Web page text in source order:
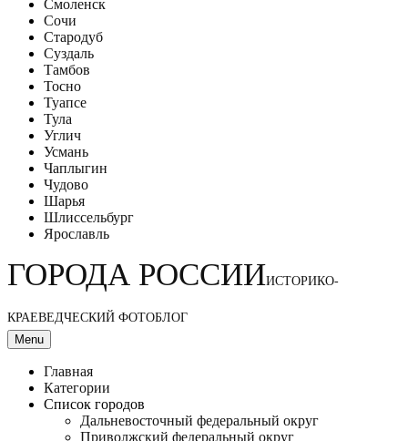
Смоленск
Сочи
Стародуб
Суздаль
Тамбов
Тосно
Туапсе
Тула
Углич
Усмань
Чаплыгин
Чудово
Шарья
Шлиссельбург
Ярославль
ГОРОДА РОССИИИСТОРИКО-
КРАЕВЕДЧЕСКИЙ ФОТОБЛОГ
Menu
Главная
Категории
Список городов
Дальневосточный федеральный округ
Приволжский федеральный округ